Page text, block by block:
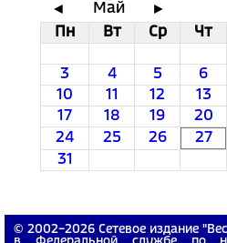
◄ Май ►
Пн
Вт Ср Чт
3
4 5 6
10
11 12 13
17
18 19 20
24
25 26 27
31
© 2002−2026 Сетевое издание